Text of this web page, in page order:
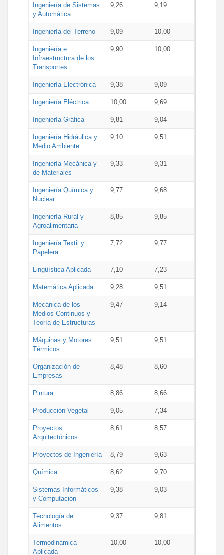
Ingeniería de Sistemas
y Automática
9,26 9,19
Ingeniería del Terreno 9,09 10,00
Ingeniería e
Infraestructura de los
Transportes
9,90 10,00
Ingeniería Electrónica 9,38 9,09
Ingeniería Eléctrica 10,00 9,69
Ingeniería Gráfica 9,81 9,04
Ingeniería Hidráulica y
Medio Ambiente
9,10 9,51
Ingeniería Mecánica y
de Materiales
9,33 9,31
Ingeniería Química y
Nuclear
9,77 9,68
Ingeniería Rural y
Agroalimentaria
8,85 9,85
Ingeniería Textil y
Papelera
7,72 9,77
Lingüística Aplicada 7,10 7,23
Matemática Aplicada 9,28 9,51
Mecánica de los
Medios Continuos y
Teoría de Estructuras
9,47 9,14
Máquinas y Motores
Térmicos
9,51 9,51
Organización de
Empresas
8,48 8,60
Pintura 8,86 8,66
Producción Vegetal 9,05 7,34
Proyectos
Arquitectónicos
8,61 8,57
Proyectos de Ingeniería 8,79 9,63
Química 8,62 9,70
Sistemas Informáticos
y Computación
9,38 9,03
Tecnología de
Alimentos
9,37 9,81
Termodinámica
Aplicada
10,00 10,00